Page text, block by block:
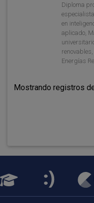
Diploma
en
aplicado,
renovables,
Energías
Mostrando registros